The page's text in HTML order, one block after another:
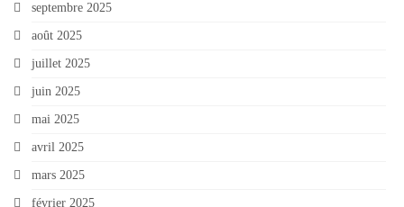
septembre 2025
août 2025
juillet 2025
juin 2025
mai 2025
avril 2025
mars 2025
février 2025